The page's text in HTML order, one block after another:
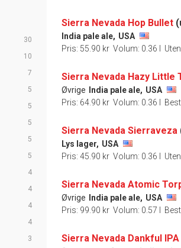
30
10
7
5
5
5
5
5
4
4
4
4
3
Sierra Nevada Hop Bullet
India pale ale, USA
Pris: 55.90 kr Volum: 0.36 l
Sierra Nevada Hazy Little
Øvrige India pale ale, USA
Pris: 64.90 kr Volum: 0.36 l
Sierra Nevada Sierraveza
Lys lager, USA
Pris: 45.90 kr Volum: 0.36 l
Sierra Nevada Atomic
Øvrige India pale ale, USA
Pris: 99.90 kr Volum: 0.57 l
Sierra Nevada Dankful IPA